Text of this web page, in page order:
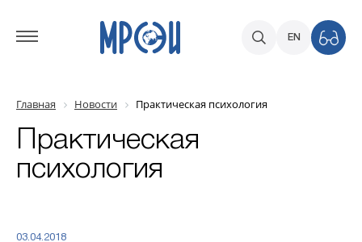
EN
Главная Новости Практическая психология
Практическая
психология
03.04.2018